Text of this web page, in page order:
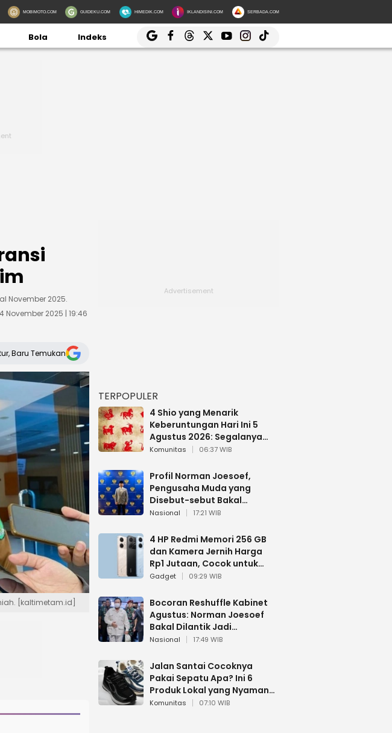
MOBIMOTO.COM GUIDEKU.COM HIMEDIK.COM IKLANDISINI.COM SERBADA.COM
Bola Indeks
November 2025.
November 2025 | 19:46
Baru Temukan
[kaltimetam.id]
TERPOPULER
4 Shio yang Menarik
Keberuntungan Hari Ini 5
Agustus 2026: Segalanya
Berjalan Lancar
Komunitas 06:37 WIB
Profil Norman Joesoef,
Pengusaha Muda yang
Disebut-sebut Bakal
Dilantik Jadi Wamenhan RI
Nasional 17:21 WIB
4 HP Redmi Memori 256 GB
dan Kamera Jernih Harga
Rp1 Jutaan, Cocok untuk
Multitasking
Gadget 09:29 WIB
Bocoran Reshuffle Kabinet
Agustus: Norman Joesoef
Bakal Dilantik Jadi
Wamenhan RI
Nasional 17:49 WIB
Jalan Santai Cocoknya
Pakai Sepatu Apa? Ini 6
Produk Lokal yang Nyaman
Buat 17 Agustusan
Komunitas 07:10 WIB